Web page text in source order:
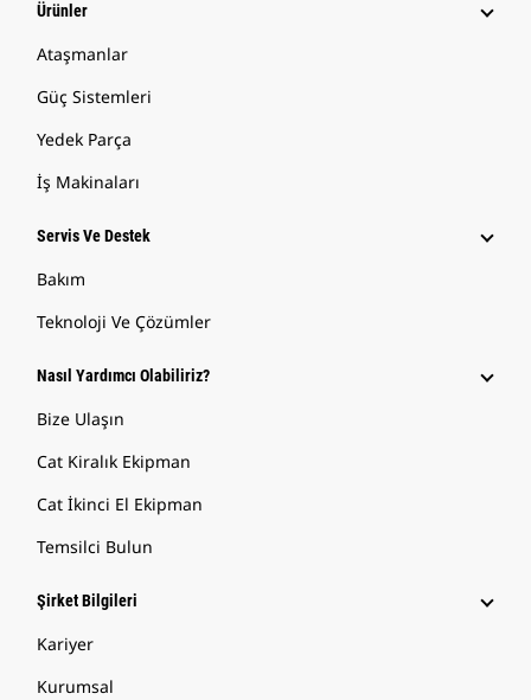
Ürünler
Ataşmanlar
Güç Sistemleri
Yedek Parça
İş Makinaları
Servis Ve Destek
Bakım
Teknoloji Ve Çözümler
Nasıl Yardımcı Olabiliriz?
Bize Ulaşın
Cat Kiralık Ekipman
Cat İkinci El Ekipman
Temsilci Bulun
Şirket Bilgileri
Kariyer
Kurumsal